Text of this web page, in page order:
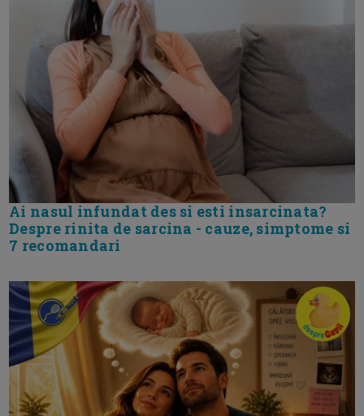
Ai nasul infundat des si esti insarcinata?
Despre rinita de sarcina - cauze, simptome si
7 recomandari